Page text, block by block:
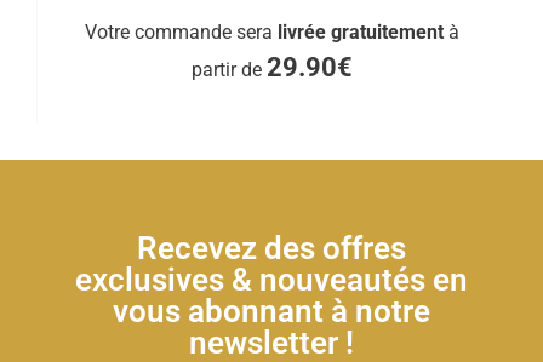
Votre commande sera livrée gratuitement à
partir de 29.90€
Recevez des offres
exclusives & nouveautés en
vous abonnant à notre
newsletter !